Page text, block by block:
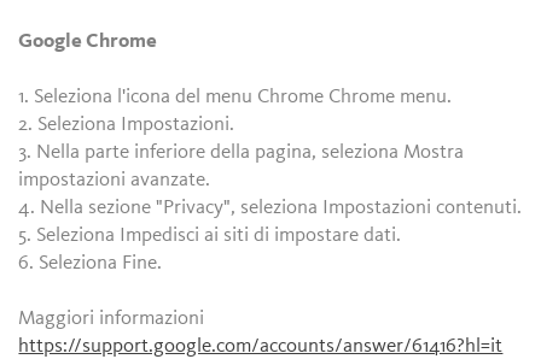
Google Chrome
1. Seleziona l'icona del menu Chrome Chrome menu.
2. Seleziona Impostazioni.
3. Nella parte inferiore della pagina, seleziona Mostra
impostazioni avanzate.
4. Nella sezione "Privacy", seleziona Impostazioni contenuti.
5. Seleziona Impedisci ai siti di impostare dati.
6. Seleziona Fine.
Maggiori informazioni
https://support.google.com/accounts/answer/61416?hl=it